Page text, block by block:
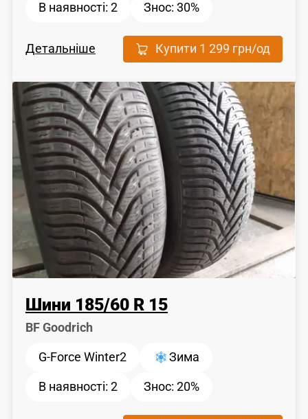
В наявності: 2 Знос:30%
Детальніше Купити 1 299 грн/од
Шини 185/60 R 15
BF Goodrich
G-Force Winter2 Зима
В наявності: 2 Знос:20%